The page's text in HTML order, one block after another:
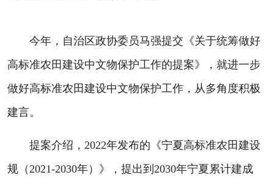
今年，自治区政协委员马强提交《关于统筹做好
高标准农田建设中文物保护工作的提案》，就进一步
做好高标准农田建设中文物保护工作，从多角度积极
建言。
提案介绍，2022年发布的《宁夏高标准农田建设
规（2021-2030年）》，提出到2030年宁夏累计建成